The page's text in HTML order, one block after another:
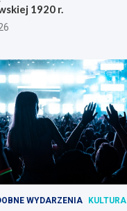
1920 r.
WYDARZENIA KULTURA